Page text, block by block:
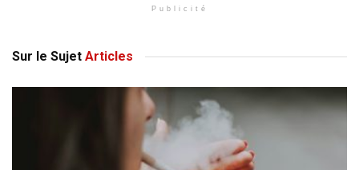
Publicité
Sur le Sujet Articles